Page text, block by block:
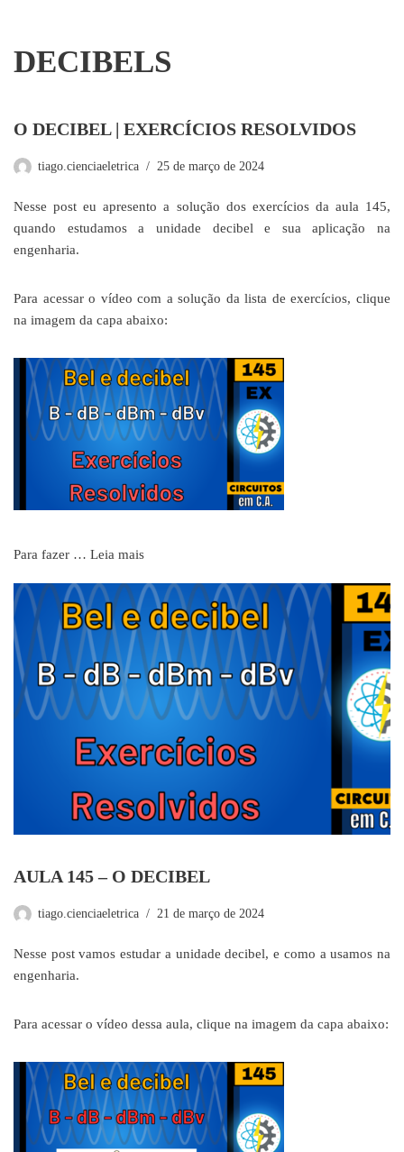
DECIBELS
O DECIBEL | EXERCÍCIOS RESOLVIDOS
tiago.cienciaeletrica 25 de março de 2024
Nesse post eu apresento a solução dos exercícios da aula 145,
quando estudamos a unidade decibel e sua aplicação na
engenharia.
Para acessar o vídeo com a solução da lista de exercícios, clique
na imagem da capa abaixo:
Para fazer … Leia mais
AULA 145 – O DECIBEL
tiago.cienciaeletrica 21 de março de 2024
Nesse post vamos estudar a unidade decibel, e como a usamos na
engenharia.
Para acessar o vídeo dessa aula, clique na imagem da capa abaixo: